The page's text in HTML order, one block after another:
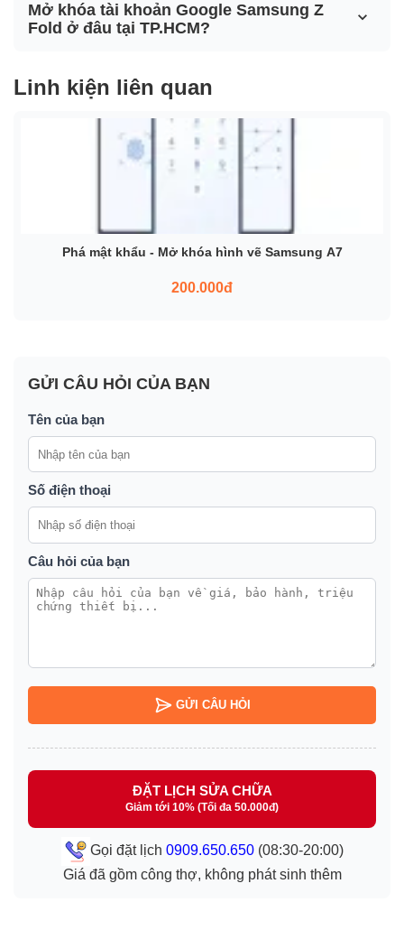
Mở khóa tài khoản Google Samsung Z
Fold ở đâu tại TP.HCM?
Linh kiện liên quan
Phá mật khẩu - Mở khóa hình vẽ Samsung A7
200.000đ
GỬI CÂU HỎI CỦA BẠN
Tên của bạn
Số điện thoại
Câu hỏi của bạn
GỬI CÂU HỎI
ĐẶT LỊCH SỬA CHỮA
Giảm tới 10% (Tối đa 50.000đ)
Gọi đặt lịch 0909.650.650(08:30-20:00)
Giá đã gồm công thợ, không phát sinh thêm